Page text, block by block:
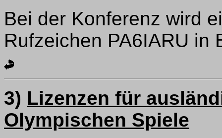
Bei der Konferenz wird
Rufzeichen PA6IARU in
3) Lizenzen für
Olympischen Spiele